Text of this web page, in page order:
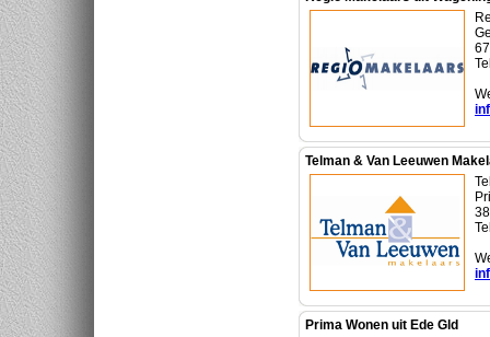
Telman & Van Leeuwen
Prima Wonen uit Ede Gld